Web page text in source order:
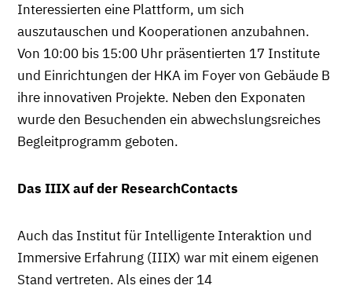
Interessierten eine Plattform, um sich
auszutauschen und Kooperationen anzubahnen.
Von 10:00 bis 15:00 Uhr präsentierten 17 Institute
und Einrichtungen der HKA im Foyer von Gebäude B
ihre innovativen Projekte. Neben den Exponaten
wurde den Besuchenden ein abwechslungsreiches
Begleitprogramm geboten.
Das IIIX auf der ResearchContacts
Auch das Institut für Intelligente Interaktion und
Immersive Erfahrung (IIIX) war mit einem eigenen
Stand vertreten. Als eines der 14